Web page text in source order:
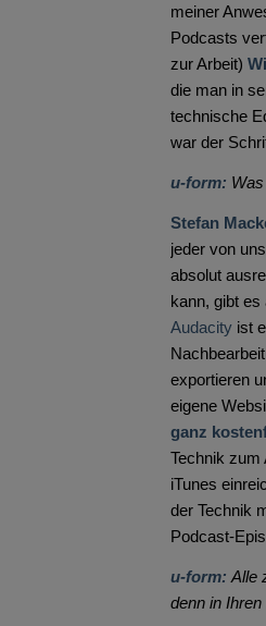
meiner
Podcasts
zur Arbeit)
die man in
technische
war der
u-form:
Stefan
jeder von
absolut
kann, gibt es
Audacity ist
exportieren
eigene
ganz
Technik zum
iTunes
der Technik
Podcast-
u-form: Alle
denn in